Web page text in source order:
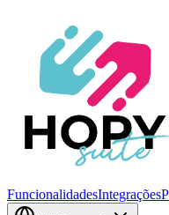
FuncionalidadesIntegrações